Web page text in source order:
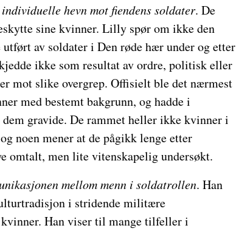
hevn mot fiendens soldater. De
sine kvinner. Lilly spør om ikke den
av soldater i Den røde hær under og etter
ikke som resultat av ordre, politisk eller
mot slike overgrep. Offisielt ble det nærmest
med bestemt bakgrunn, og hadde i
gravide. De rammet heller ikke kvinner i
noen mener at de pågikk lenge etter
omtalt, men lite vitenskapelig undersøkt.
mellom menn i soldatrollen. Han
i stridende militære
Han viser til mange tilfeller i